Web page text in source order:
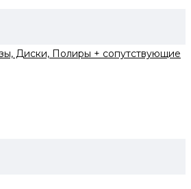
Диски, Полиры + сопутствующие